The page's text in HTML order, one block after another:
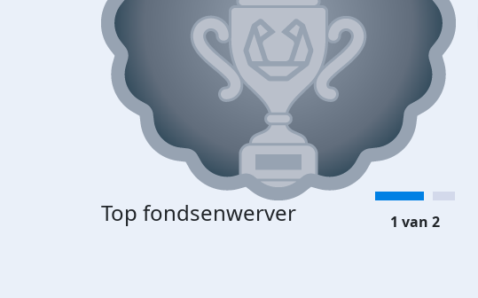
Top fondsenwerver 1 van 2